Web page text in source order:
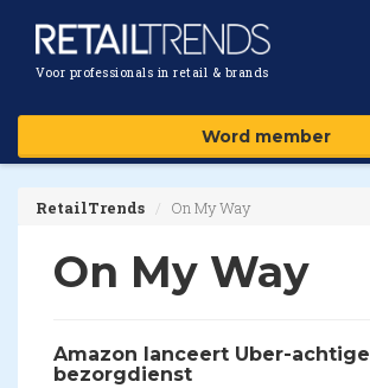
Voor professionals in retail & brands
Word member
RetailTrends On My Way
On My Way
​Amazon lanceert Uber-achtige
bezorgdienst